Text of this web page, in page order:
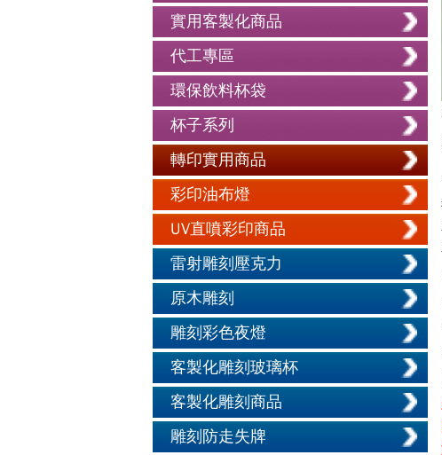
人像Q畫似顏繪圖可愛喔..詳情
老人防走失牌製作-手鍊..詳情
實用客製化商品
代工專區
環保飲料杯袋
杯子系列
轉印實用商品
彩印油布燈
UV直噴彩印商品
雷射雕刻壓克力
原木雕刻
雕刻彩色夜燈
客製化雕刻玻璃杯
客製化雕刻商品
雕刻防走失牌